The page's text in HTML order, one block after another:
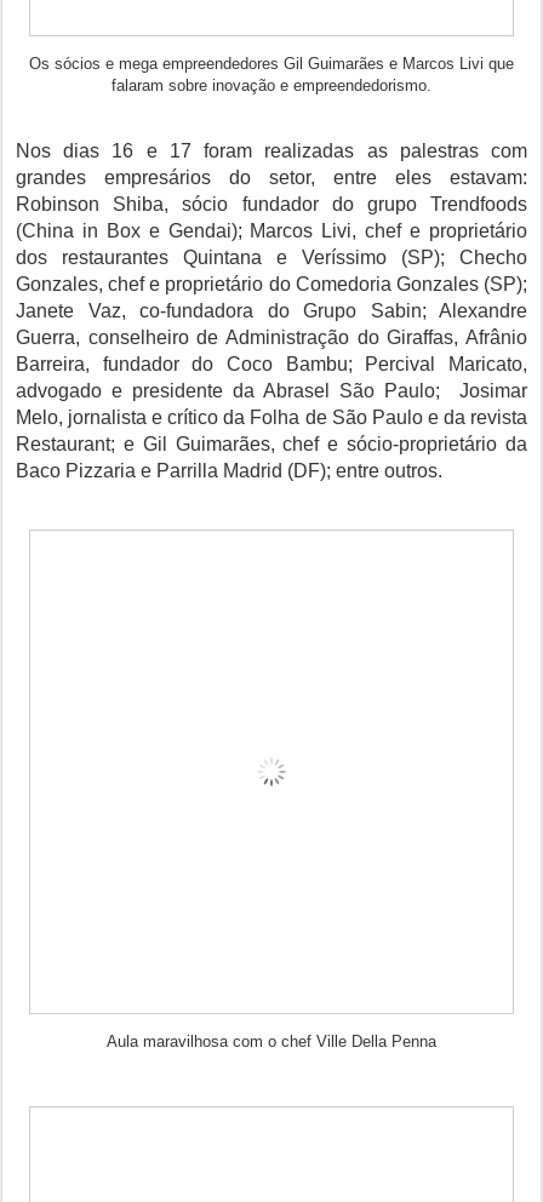
Os sócios e mega empreendedores Gil Guimarães e Marcos Livi que
falaram sobre inovação e empreendedorismo.
Nos dias 16 e 17 foram realizadas as palestras com
grandes empresários do setor, entre eles estavam:
Robinson Shiba, sócio fundador do grupo Trendfoods
(China in Box e Gendai); Marcos Livi, chef e proprietário
dos restaurantes Quintana e Veríssimo (SP); Checho
Gonzales, chef e proprietário do Comedoria Gonzales (SP);
Janete Vaz, co-fundadora do Grupo Sabin; Alexandre
Guerra, conselheiro de Administração do Giraffas, Afrânio
Barreira, fundador do Coco Bambu; Percival Maricato,
advogado e presidente da Abrasel São Paulo; Josimar
Melo, jornalista e crítico da Folha de São Paulo e da revista
Restaurant; e Gil Guimarães, chef e sócio-proprietário da
Baco Pizzaria e Parrilla Madrid (DF); entre outros.
Aula maravilhosa com o chef Ville Della Penna